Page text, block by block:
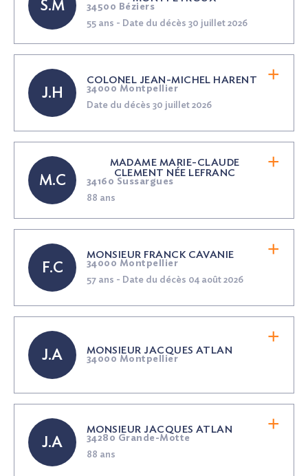
S.M
34500 Béziers
55 ans - Date du décès 30 juillet 2026
J.H
COLONEL JEAN-MICHEL HARENT
34000 Montpellier
Date du décès 30 juillet 2026
M.C
MADAME MARIE-CLAUDE
CLEMENT NÉE LEFRANC
34160 Sussargues
88 ans
F.C
MONSIEUR FRANCK CAVANIE
34000 Montpellier
57 ans - Date du décès 04 août 2026
J.A MONSIEUR JACQUES ATLAN
34000 Montpellier
J.A
MONSIEUR JACQUES ATLAN
34280 Grande-Motte
88 ans